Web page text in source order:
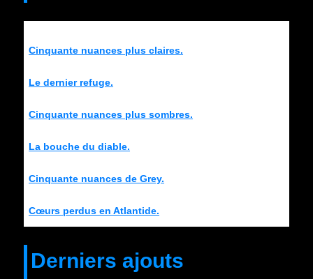
Cinquante nuances plus claires.
Le dernier refuge.
Cinquante nuances plus sombres.
La bouche du diable.
Cinquante nuances de Grey.
Cœurs perdus en Atlantide.
Derniers ajouts